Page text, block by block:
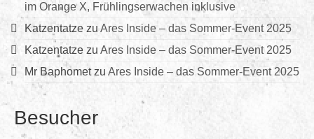
im Orange X, Frühlingserwachen inklusive
Katzentatze zu Ares Inside – das Sommer-Event 2025
Katzentatze zu Ares Inside – das Sommer-Event 2025
Mr Baphometzu Ares Inside – das Sommer-Event 2025
Besucher